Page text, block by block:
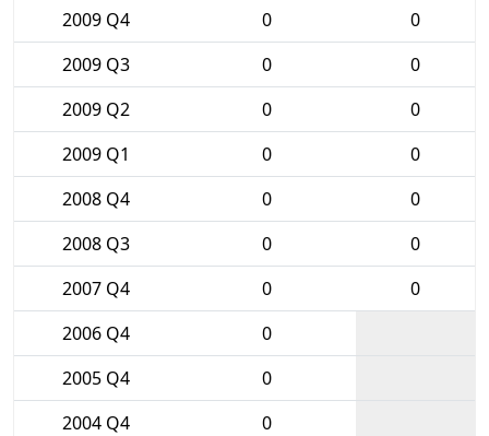
2009 Q4
0
0
2009 Q3
0
0
2009 Q2
0
0
2009 Q1
0
0
2008 Q4
0
0
2008 Q3
0
0
2007 Q4
0
0
2006 Q4
0
2005 Q4
0
2004 Q4
0